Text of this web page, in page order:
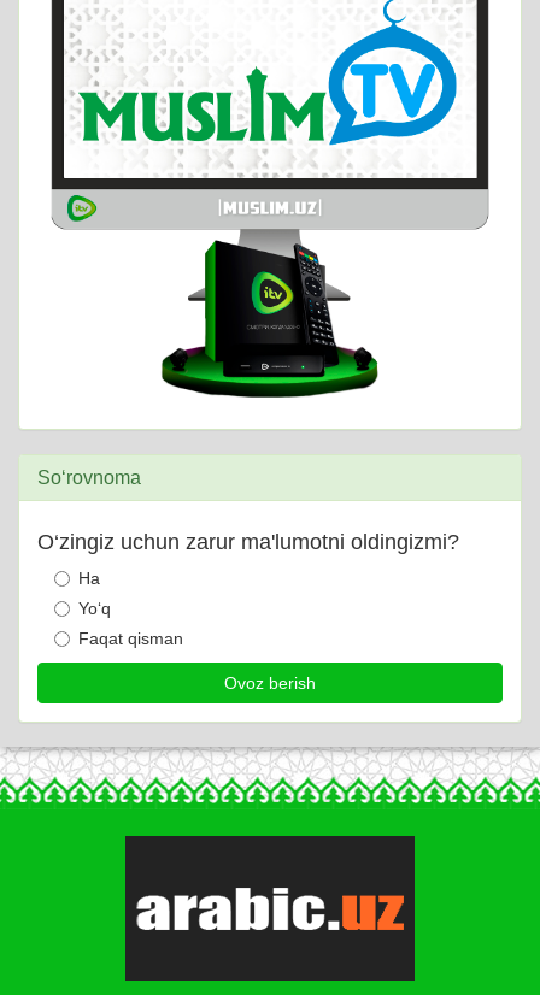
So‘rovnoma
O‘zingiz uchun zarur ma'lumotni oldingizmi?
Ha
Yo‘q
Faqat qisman